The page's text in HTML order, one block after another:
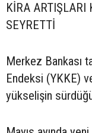
KİRA ARTIŞLARI
SEYRETTİ
Merkez Bankası
Endeksi (YKKE)
yükselişin